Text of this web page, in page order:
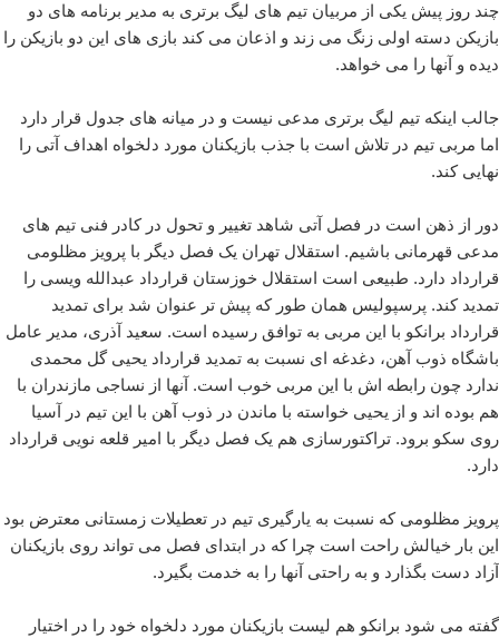
چند روز پیش یکی از مربیان تیم های لیگ برتری به مدیر برنامه های دو
بازیکن دسته اولی زنگ می زند و اذعان می کند بازی های این دو بازیکن را
دیده و آنها را می خواهد.
جالب اینکه تیم لیگ برتری مدعی نیست و در میانه های جدول قرار دارد
اما مربی تیم در تلاش است با جذب بازیکنان مورد دلخواه اهداف آتی را
نهایی کند.
دور از ذهن است در فصل آتی شاهد تغییر و تحول در کادر فنی تیم های
مدعی قهرمانی باشیم. استقلال تهران یک فصل دیگر با پرویز مظلومی
قرارداد دارد. طبیعی است استقلال خوزستان قرارداد عبدالله ویسی را
تمدید کند. پرسپولیس همان طور که پیش تر عنوان شد برای تمدید
قرارداد برانکو با این مربی به توافق رسیده است. سعید آذری، مدیر عامل
باشگاه ذوب آهن، دغدغه ای نسبت به تمدید قرارداد یحیی گل محمدی
ندارد چون رابطه اش با این مربی خوب است. آنها از نساجی مازندران با
هم بوده اند و از یحیی خواسته با ماندن در ذوب آهن با این تیم در آسیا
روی سکو برود. تراکتورسازی هم یک فصل دیگر با امیر قلعه نویی قرارداد
دارد.
پرویز مظلومی که نسبت به یارگیری تیم در تعطیلات زمستانی معترض بود
این بار خیالش راحت است چرا که در ابتدای فصل می تواند روی بازیکنان
آزاد دست بگذارد و به راحتی آنها را به خدمت بگیرد.
گفته می شود برانکو هم لیست بازیکنان مورد دلخواه خود را در اختیار